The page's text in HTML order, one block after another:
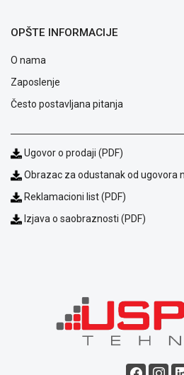
Blog
Način
plaćanja
Isporuka
Podrška
OPŠTE INFORMACIJE
O nama
Zaposlenje
Često postavljana pitanja
Ugovor o prodaji (PDF)
Obrazac za odustanak od ugovora
Reklamacioni list (PDF)
Izjava o saobraznosti (PDF)